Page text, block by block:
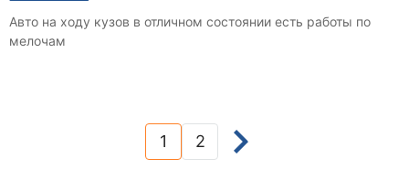
Авто на ходу кузов в отличном состоянии есть работы по
мелочам
1(current)
2